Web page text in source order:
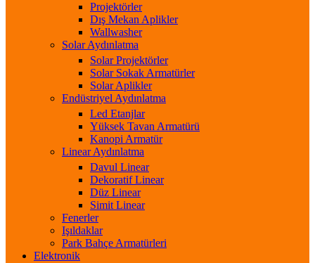
Projektörler
Dış Mekan Aplikler
Wallwasher
Solar Aydınlatma
Solar Projektörler
Solar Sokak Armatürler
Solar Aplikler
Endüstriyel Aydınlatma
Led Etanjlar
Yüksek Tavan Armatürü
Kanopi Armatür
Linear Aydınlatma
Davul Linear
Dekoratif Linear
Düz Linear
Simit Linear
Fenerler
Işıldaklar
Park Bahçe Armatürleri
Elektronik